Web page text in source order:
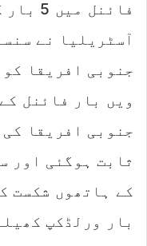
e
i
آسٹریلیا نے
ویں بار فائنل
جنوبی افریقا کی
ثابت ہوگئی اور
کے ہاتھوں شکست
بار ورلڈکپ